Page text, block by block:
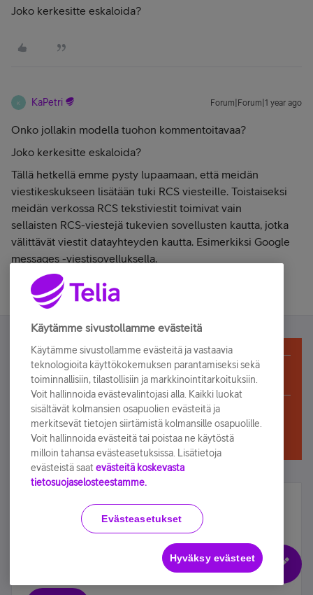
Joko kerkesitte eskaloida?
K KaPetri Forum|Forum|1 year ago
Onko jollakin modella tuohon kommentoitavaa?
Joko kerkesitte eskaloida?
Tällä hetkellä emme pysty lupaamaan, että meidän
viestikeskukseen lisätään tuki RCS viesteille. Toistaiseksi
meidän verkossa RCS tekstiviestit toimivat vain
sellaisten RCS-viestejä tukevien sovellusten kautta, jotka
välittävät viestit datayhteyden kautta. Esimerkiksi Google
messages -viestisovelluksella.
Telia Yhteisö on Vain luku -moodissa, kunnes
sulkeutuu kokonaan lokakuussa
Älä jää paitsi – osallistu ja voita!
Tilaa Telian uutiskirje ja olet mukana arvonnassa.
Samalla saat parhaat asiakasedut suoraan
Käytämme sivustollamme evästeitä
Käytämme sivustollamme evästeitä ja vastaavia
teknologioita käyttökokemuksen parantamiseksi sekä
toiminnallisiin, tilastollisiin ja markkinointitarkoituksiin.
Voit hallinnoida evästevalintojasi alla. Kaikki luokat
sisältävät kolmansien osapuolien evästeitä ja
merkitsevät tietojen siirtämistä kolmansille osapuolille.
Voit hallinnoida evästeitä tai poistaa ne käytöstä
milloin tahansa evästeasetuksissa. Lisätietoja
evästeistä saat evästeitä koskevasta
tietosuojaselosteestamme.
Evästeasetukset
Hyväksy evästeet